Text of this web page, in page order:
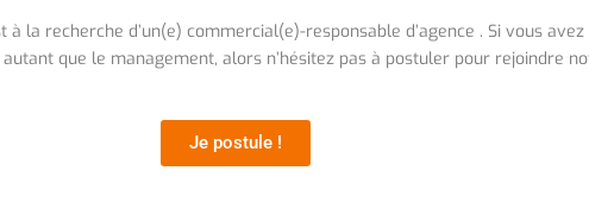
la recherche d’un(e) commercial(e)-responsable d’agence . Si vous
que le management, alors n’hésitez pas à postuler pour rejoindre
Je postule !